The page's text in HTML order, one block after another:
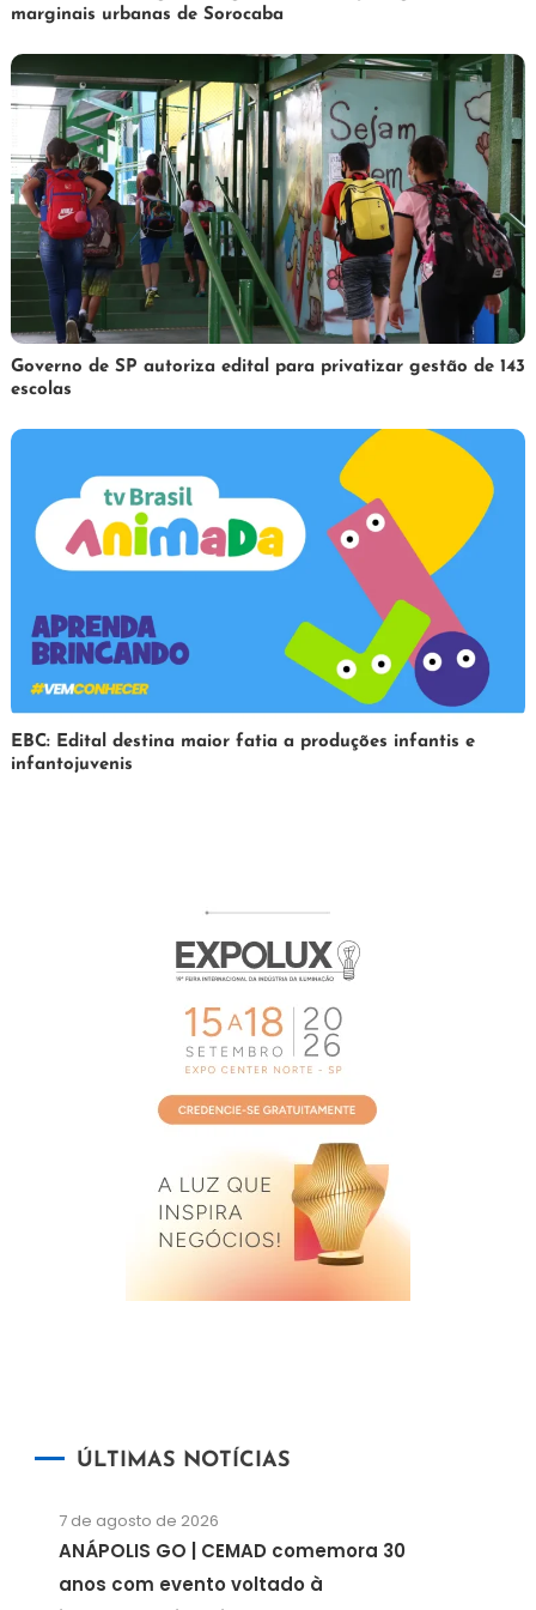
de
de
2025
marginais urbanas de Sorocaba
1
de
de
Redação
Governo de SP autoriza edital para privatizar gestão de 143
escolas
31
de
Redação
EBC: Edital destina maior fatia a produções infantis e
infantojuvenis
ÚLTIMAS NOTÍCIAS
7 de agosto de 2026
ANÁPOLIS GO | CEMAD comemora 30
anos com evento voltado à